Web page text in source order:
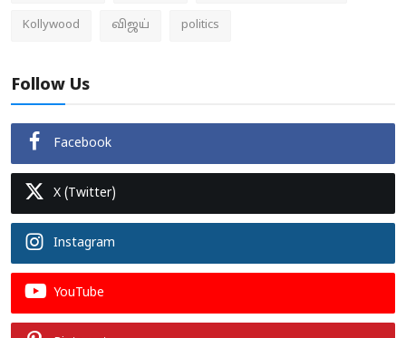
Kollywood விஜய் politics
Follow Us
Facebook
X (Twitter)
Instagram
YouTube